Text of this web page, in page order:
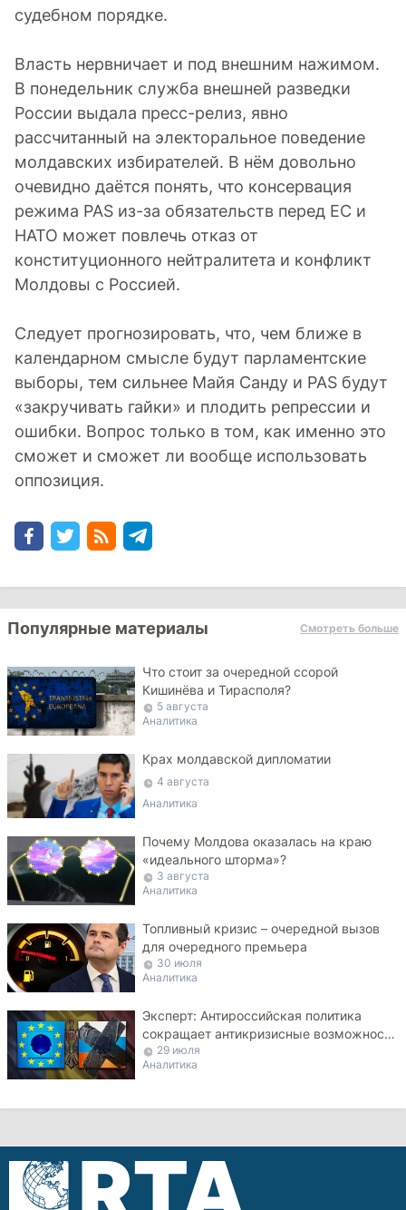
судебном порядке.
Власть нервничает и под внешним нажимом.
В понедельник служба внешней разведки
России выдала пресс-релиз, явно
рассчитанный на электоральное поведение
молдавских избирателей. В нём довольно
очевидно даётся понять, что консервация
режима PAS из-за обязательств перед ЕС и
НАТО может повлечь отказ от
конституционного нейтралитета и конфликт
Молдовы с Россией.
Следует прогнозировать, что, чем ближе в
календарном смысле будут парламентские
выборы, тем сильнее Майя Санду и PAS будут
«закручивать гайки» и плодить репрессии и
ошибки. Вопрос только в том, как именно это
сможет и сможет ли вообще использовать
оппозиция.
Популярные материалы Смотреть больше
Что стоит за очередной ссорой
Кишинёва и Тирасполя?
5 августа
Аналитика
Крах молдавской дипломатии
4 августа
Аналитика
Почему Молдова оказалась на краю
«идеального шторма»?
3 августа
Аналитика
Топливный кризис – очередной вызов
для очередного премьера
30 июля
Аналитика
Эксперт: Антироссийская политика
сокращает антикризисные возможности
Молдовы
29 июля
Аналитика